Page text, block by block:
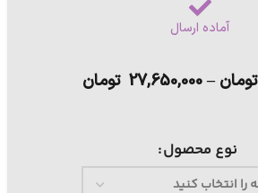
آماده ارسال
تومان –
27,650,000 تومان
نوع محصول